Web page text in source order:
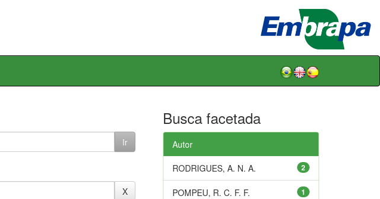
Busca facetada
Autor
2
RODRIGUES, A. N. A.
1
POMPEU, R. C. F. F.